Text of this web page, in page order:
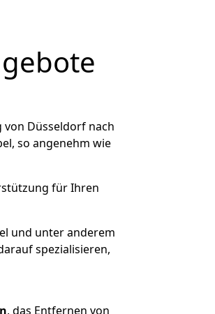
Düsseldorf nach
so angenehm wie
für Ihren
und unter anderem
spezialisieren,
, das Entfernen von